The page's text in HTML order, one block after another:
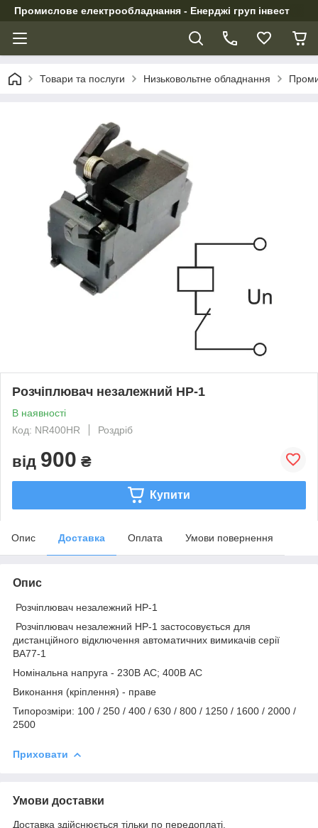
Промислове електрообладнання - Енерджі груп інвест
Товари та послуги Низьковольтне обладнання
Розчіплювач незалежний НР-1
В наявності
Код: NR400HR
Роздріб
від 900 ₴
Купити
Опис Доставка Оплата Умови повернення
Опис
Розчіплювач незалежний НР-1
Розчіплювач незалежний НР-1 застосовується для
дистанційного відключення автоматичних вимикачів серії
ВА77-1
Номінальна напруга - 230В АС; 400В АС
Виконання (кріплення) - праве
Типорозміри: 100 / 250 / 400 / 630 / 800 / 1250 / 1600 / 2000 /
2500
Приховати
Умови доставки
Доставка здійснюється тільки по передоплаті.